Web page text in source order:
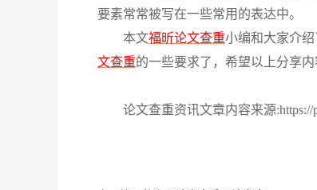
要素常常被写在一些常用的表达中。
本文福昕论文查重小编和大家介
文查重的一些要求了，希望以上分享内
论文查重资讯文章内容来源:https://